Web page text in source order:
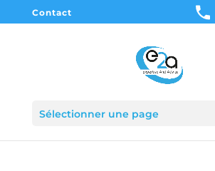
Contact
Sélectionner une page